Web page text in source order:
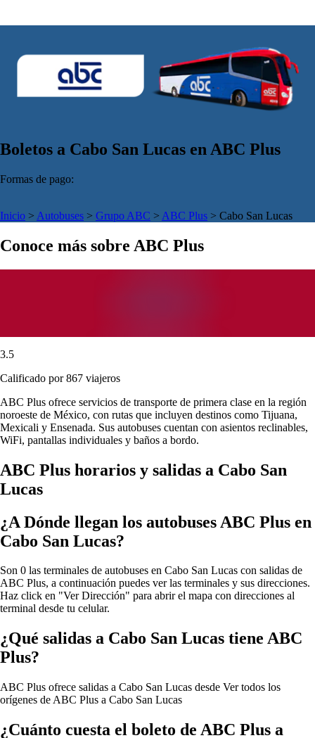
Boletos a Cabo San Lucas en ABC Plus
Formas de pago:
Inicio > Autobuses > Grupo ABC > ABC Plus > Cabo San Lucas
Conoce más sobre ABC Plus
3.5
Calificado por 867 viajeros
ABC Plus ofrece servicios de transporte de primera clase en la región
noroeste de México, con rutas que incluyen destinos como Tijuana,
Mexicali y Ensenada. Sus autobuses cuentan con asientos reclinables,
WiFi, pantallas individuales y baños a bordo.
ABC Plus horarios y salidas a Cabo San
Lucas
¿A Dónde llegan los autobuses ABC Plus en
Cabo San Lucas?
Son 0 las terminales de autobuses en Cabo San Lucas con salidas de
ABC Plus, a continuación puedes ver las terminales y sus direcciones.
Haz click en "Ver Dirección" para abrir el mapa con direcciones al
terminal desde tu celular.
¿Qué salidas a Cabo San Lucas tiene ABC
Plus?
ABC Plus ofrece salidas a Cabo San Lucas desde Ver todos los
orígenes de ABC Plus a Cabo San Lucas
¿Cuánto cuesta el boleto de ABC Plus a